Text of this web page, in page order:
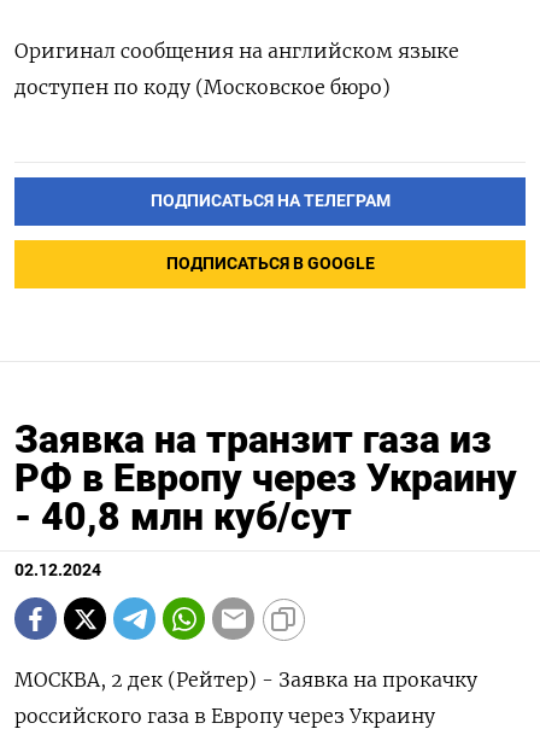
Оригинал сообщения на английском языке
доступен по коду (Московское бюро)
ПОДПИСАТЬСЯ НА ТЕЛЕГРАМ
ПОДПИСАТЬСЯ В GOOGLE
Заявка на транзит газа из
РФ в Европу через Украину
- 40,8 млн куб/сут
02.12.2024
МОСКВА, 2 дек (Рейтер) - Заявка на прокачку
российского газа в Европу через Украину